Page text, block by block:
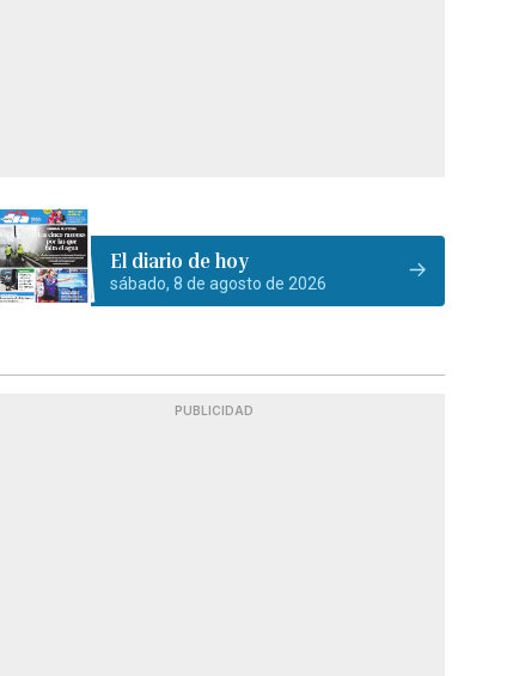
El diario de hoy
sábado, 8 de agosto de 2026
PUBLICIDAD